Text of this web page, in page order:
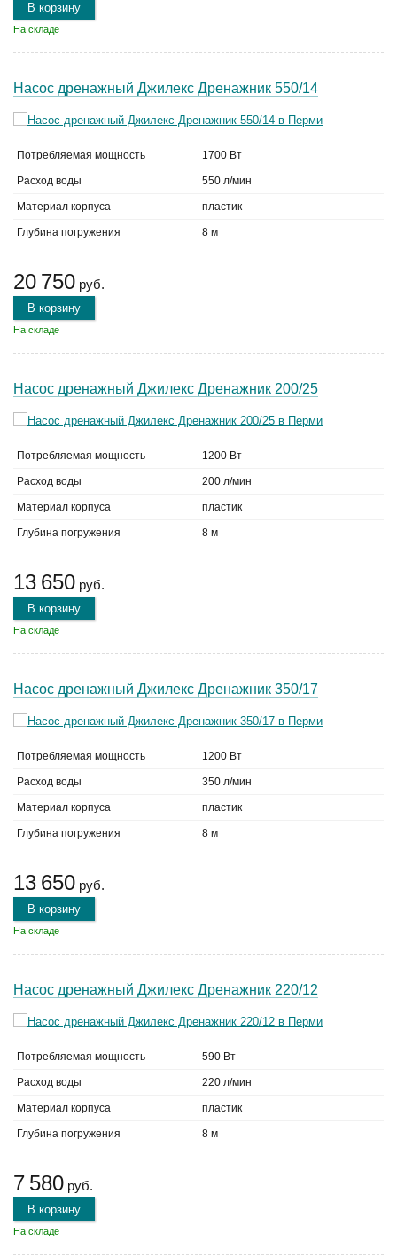
В корзину
На складе
Насос дренажный Джилекс Дренажник 550/14
Потребляемая мощность 1700 Вт
Расход воды 550 л/мин
Материал корпуса пластик
Глубина погружения 8 м
20 750 руб.
В корзину
На складе
Насос дренажный Джилекс Дренажник 200/25
Потребляемая мощность 1200 Вт
Расход воды 200 л/мин
Материал корпуса пластик
Глубина погружения 8 м
13 650 руб.
В корзину
На складе
Насос дренажный Джилекс Дренажник 350/17
Потребляемая мощность 1200 Вт
Расход воды 350 л/мин
Материал корпуса пластик
Глубина погружения 8 м
13 650 руб.
В корзину
На складе
Насос дренажный Джилекс Дренажник 220/12
Потребляемая мощность 590 Вт
Расход воды 220 л/мин
Материал корпуса пластик
Глубина погружения 8 м
7 580 руб.
В корзину
На складе